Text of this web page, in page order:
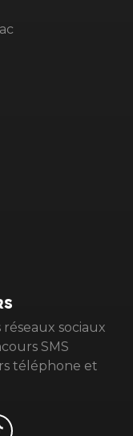
sociaux
SMS
téléphone et